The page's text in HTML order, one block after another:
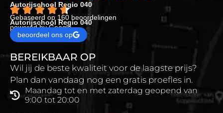
Autorijschool Regio 040
Gebaseerd op 160 beoordelingen
Autorijschool Regio 040
powered by Google
beoordeel ons op
BEREIKBAAR OP
Wil jij de beste kwaliteit voor de laagste prijs?
Plan dan vandaag nog een gratis proefles in.
Maandag tot en met zaterdag geopend van
9:00 tot 20:00